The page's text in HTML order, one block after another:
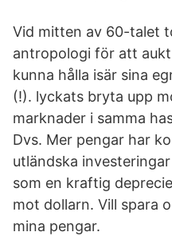
Vid mitten av 60-talet
antropologi för att
kunna hålla isär sina
(!). lyckats bryta upp
marknader i samma
Dvs. Mer pengar har
utländska
som en kraftig
mot dollarn. Vill spara
mina pengar.